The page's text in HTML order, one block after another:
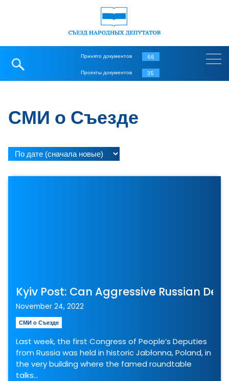
Принято документов 66
Проекты документов 35
СМИ о Съезде
Kyiv Post: Can Aggressive Russian
November 24, 2022
СМИ о Съезде
Last week, the first Congress of People’s Deputies
from Russia was held in historic Jabłonna, Poland, in
the very building where the famed roundtable
talks…